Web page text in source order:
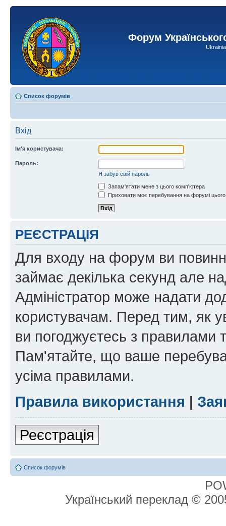
Форум
Список форумів
Вхід
Ім'я користувача:
Пароль:
Я забув свій пароль
Запам'ятати мене з цього комп'ютера
Приховати моє перебування на форумі
РЕЄСТРАЦІЯ
Для входу на форум ви
займає декілька секунд але
Адміністратор може надати
користувачам. Перед тим, як
ви погоджуєтесь з правилами
Пам'ятайте, що ваше
усіма правилами.
Правила використання |
Реєстрація
Список форумів
Український переклад ©